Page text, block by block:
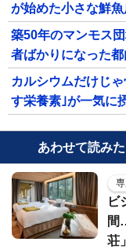
が始めた小さな鮮
築50年のマンモス
者ばかりになった
カルシウムだけじ
す栄養素｣が一気に
あわせて読み
ビ
間
荘